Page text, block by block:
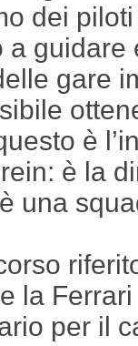
dei
a guidare
gare
è
è la
una
la
per il